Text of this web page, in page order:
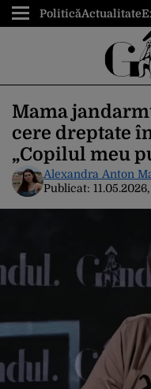
PoliticăActualitate
Mama
cere dreptate
„Copilul meu
Alexandra Anton
Publicat: